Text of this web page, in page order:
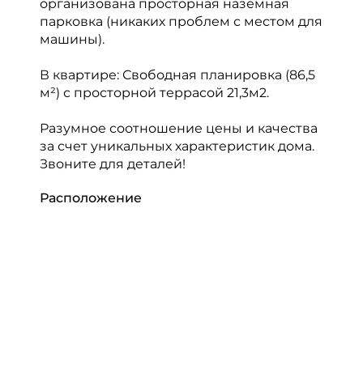
организована просторная наземная
парковка (никаких проблем с местом для
машины).
В квартире: Свободная планировка (86,5
м²) с просторной террасой 21,3м2.
Разумное соотношение цены и качества
за счет уникальных характеристик дома.
Звоните для деталей!
Расположение